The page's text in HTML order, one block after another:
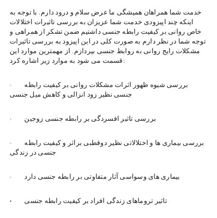
خدمت شما همراهان همیشگی ما عرض سلام و درود دارم. با توجه به
اینکه چند اپیزودی خدمت شما عزیزان به بررسی تاثیرات اختلالات
خاص روانی بر کیفیت رابطه جنسی داشتیم ضمن تشکر از همراهی و
توجه شما در نظر دارم به صورت کلی در این اپیزود به بررسی تاثیرات
مشکلات رایج روانی به روابط جنسی بپردازم. از مهمترین موارد این
قسمت می شود به موارد زیر اشاره کرد:
·        بررسی شیوه ظهور اثرات مشکلات روانی بر کیفیت رابطه
جنسی نظیر زود انزالی و کاهش میل جنسی
·        بررسی تاثیر افسردگی بر رابطه جنسی زوجین
·        بررسی بیماری ها و اختلالاتی نظیر دوقطبی براثر و کیفیت رابطه
جنسی در زندگی
·        بیماری های وسواسی آثار متفاوتی بر رابطه جنسی دارد
· تاثیر تروماهای زندگی افراد بر کیفیت رابطه جنسی